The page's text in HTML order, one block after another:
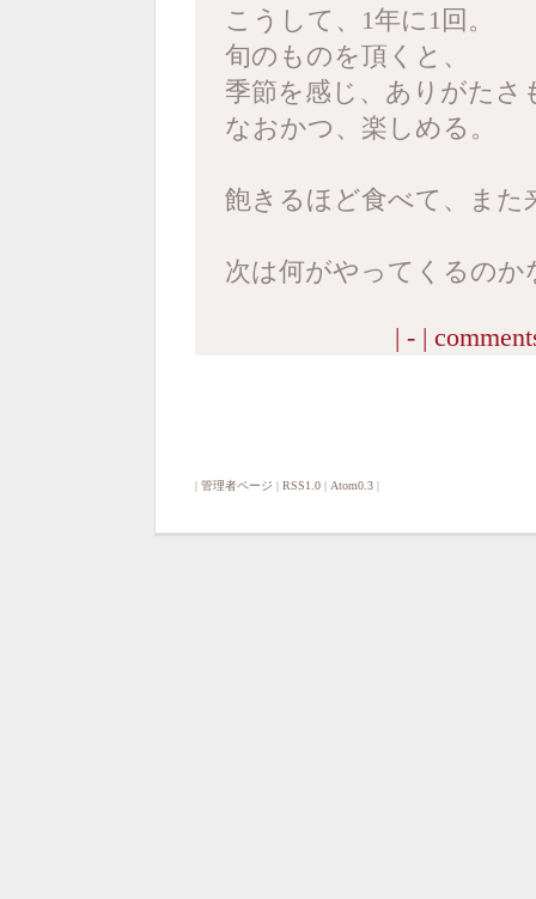
こうして、1年に1回。
旬のものを頂くと、
季節を感じ、ありがたさ
なおかつ、楽しめる。
飽きるほど食べて、また
次は何がやってくるのか
| - |
| 管理者ページ | RSS1.0| Atom0.3|